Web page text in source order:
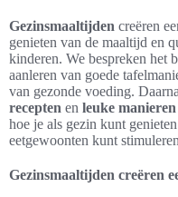
Gezinsmaaltijden creëren
genieten van de maaltijd en
kinderen. We bespreken het
aanleren van goede
van gezonde voeding.
recepten en leuke manieren
hoe je als gezin kunt
eetgewoonten kunt
Gezinsmaaltijden creëren